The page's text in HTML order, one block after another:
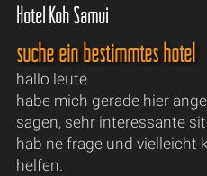
Hotel Koh Samui
suche ein bestimmtes hotel
hallo leute
habe mich gerade hier
sagen, sehr interessante
hab ne frage und vielleicht
helfen.